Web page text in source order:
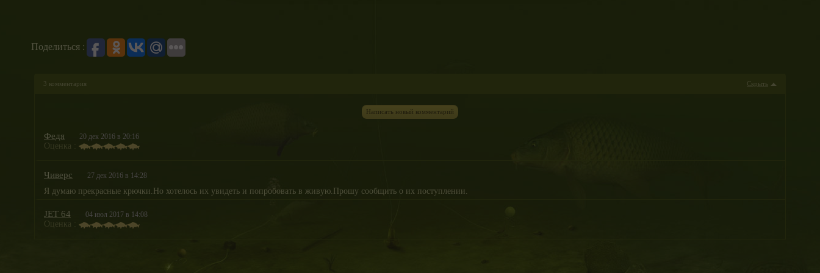
Поделиться :
Скрыть
3 комментария
Написать новый комментарий
Федя 20 дек 2016 в 20:16
Оценка :
Чиверс 27 дек 2016 в 14:28
Я думаю прекрасные крючки.Но хотелось их увидеть и попробовать в живую.Прошу сообщить о их поступлении.
JET 64 04 июл 2017 в 14:08
Оценка :